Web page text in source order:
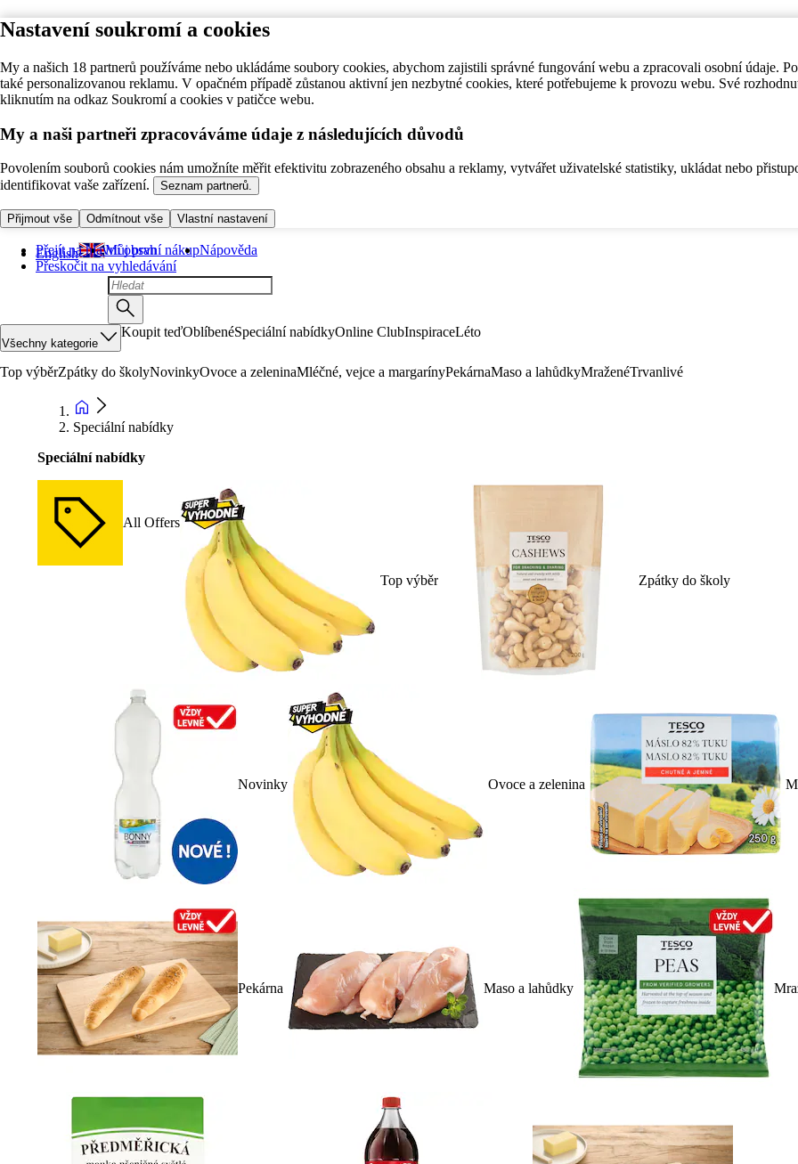
Nastavení soukromí a cookies
My a našich 18 partnerů používáme nebo ukládáme soubory cookies, abychom zajistili správné fungování webu a zpracovali osobní údaje.
také personalizovanou reklamu. V opačném případě zůstanou aktivní jen nezbytné cookies, které potřebujeme k provozu webu. Své
kliknutím na odkaz Soukromí a cookies v patičce webu.
My a naši partneři zpracováváme údaje z následujících důvodů
Povolením souborů cookies nám umožníte měřit efektivitu zobrazeného obsahu a reklamy, vytvářet uživatelské statistiky, ukládat nebo
identifikovat vaše zařízení.
Seznam partnerů.
Přijmout vše Odmítnout vše Vlastní nastavení
Přejít na hlavní obsah
Přeskočit na vyhledávání
English Můj první nákupNápověda
Všechny kategorie
Koupit teďOblíbenéSpeciální nabídkyOnline ClubInspiraceLéto
Top výběrZpátky do školyNovinkyOvoce a zeleninaMléčné, vejce a margarínyPekárnaMaso a lahůdkyMraženéTrvanlivé
Speciální nabídky
Speciální nabídky
All Offers
Top výběr Zpátky do školy
Novinky Ovoce a zelenina
Pekárna Maso a lahůdky